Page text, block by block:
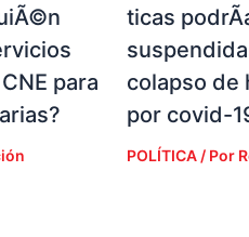
para
ticas
colapso de
por covid-
POLÍTICA/ Por